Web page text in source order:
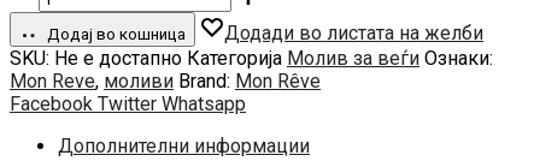
REVE
INFINILINER
гел
молив
за
количина
Додај во кошница
Додади во листата на желби
SKU: Не е достапно Категорија Молив за веѓи Ознаки:
Mon Reve, моливи Brand: Mon Rêve
Сподели
Facebook Twitter Whatsapp
Дополнителни информации